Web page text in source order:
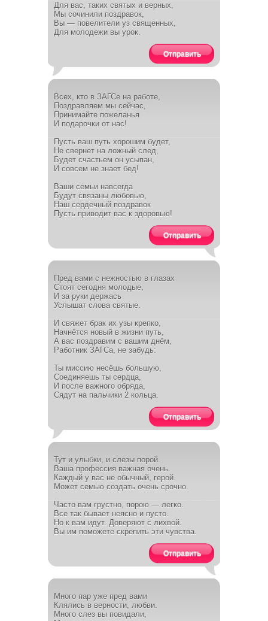
Для вас, таких святых и верных,
Мы сочинили поздравок,
Вы — повелители уз священных,
Для молодежи вы урок.
Отправить
Всех, кто в ЗАГСе на работе,
Поздравляем мы сейчас,
Принимайте пожеланья
И подарочки от нас!
Пусть ваш путь хорошим будет,
Не свернет на ложный след,
Будет счастьем он усыпан,
И совсем не знает бед!
Ваши семьи навсегда
Будут связаны любовью,
Наш сердечный поздравок
Пусть приводит вас к здоровью!
Отправить
Пред вами с нежностью в глазах
Стоят сегодня молодые,
И за руки держась
Услышат слова святые.
И свяжет брак их узы крепко,
Начнётся новый в жизни путь,
А вас поздравим с вашим днём,
Работник ЗАГСа, не забудь:
Ты миссию несёшь большую,
Соединяешь ты сердца,
И после важного обряда,
Сядут на пальчики 2 кольца.
Отправить
Тут и улыбки, и слезы порой.
Ваша профессия важная очень.
Каждый у вас не обычный, герой.
Может семью создать очень срочно.
Часто вам грустно, порою — легко.
Все так бывает неясно и пусто.
Но к вам идут. Доверяют с лихвой.
Вы им поможете скрепить эти чувства.
Отправить
Много пар уже пред вами
Клялись в верности, любви.
Много слез вы повидали,